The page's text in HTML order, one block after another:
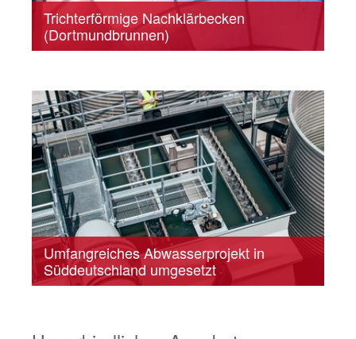
Trichterförmige Nachklärbecken
(Dortmundbrunnen)
Umfangreiches Abwasserprojekt in
Süddeutschland umgesetzt